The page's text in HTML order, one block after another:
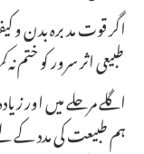
اگر قوت مد بره بدن و
طبیعی اثر سرور کو ختم نہ
اگلے مرحلے میں اور
ہم طبیعت کی مدد